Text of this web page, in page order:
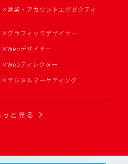
営業・アカウントエグゼクティ
グラフィックデザイナー
デザイナー
ディレクター
デジタルマーケティング
っと見る